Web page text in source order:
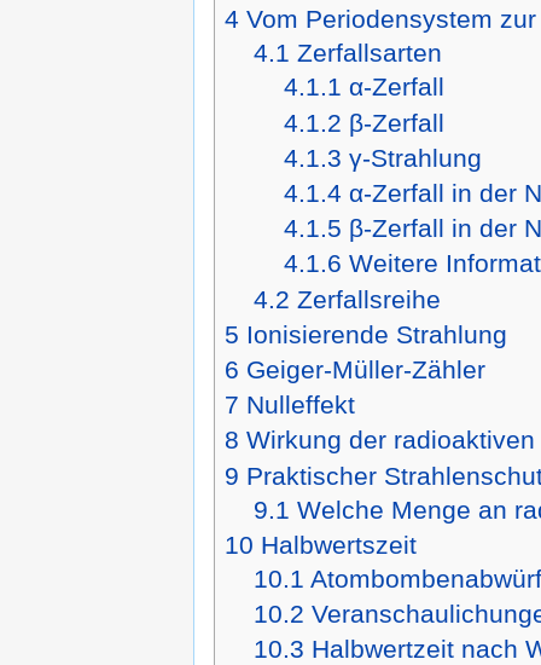
4 Vom Periodensystem
4.1 Zerfallsarten
4.1.1 α-Zerfall
4.1.2 β-Zerfall
4.1.3 γ-Strahlung
4.1.4 α-Zerfall in der
4.1.5 β-Zerfall in der
4.1.6 Weitere
4.2 Zerfallsreihe
5 Ionisierende Strahlung
6 Geiger-Müller-Zähler
7 Nulleffekt
8 Wirkung der
9 Praktischer
9.1 Welche Menge an
10 Halbwertszeit
10.1
10.2
10.3 Halbwertzeit nach